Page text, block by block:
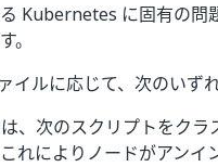
Kubernetes に固有の
。
イルに応じて、次のいず
、次のスクリプトをクラ
れによりノードがアンイ